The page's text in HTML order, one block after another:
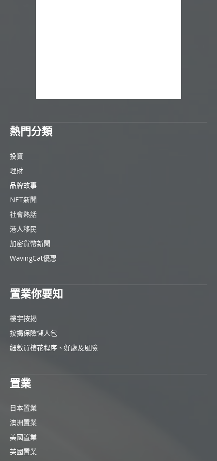
熱門分類
投資
理財
品牌故事
NFT新聞
社會熱話
港人移民
加密貨幣新聞
WavingCat優惠
置業你要知
樓宇按揭
按揭保險懶人包
細數買樓花程序、好處及風險
置業
日本置業
澳洲置業
美國置業
英國置業